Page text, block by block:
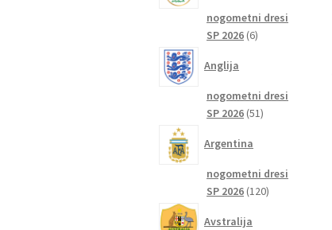
nogometni dresi
SP 2026 66
Anglija
nogometni dresi
SP 2026 5151
Argentina
nogometni dresi
SP 2026 120120
Avstralija